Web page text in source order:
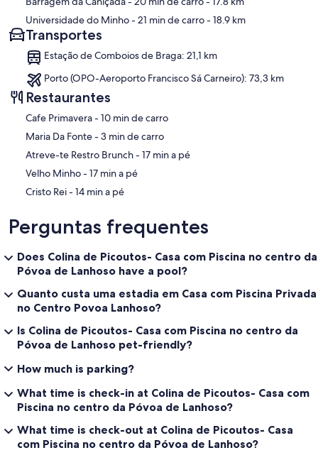
Universidade do Minho- 21 min de carro- 18.9 km
Transportes
Estação de Comboios de Braga: 21,1 km
Porto (OPO-Aeroporto Francisco Sá Carneiro): 73,3 km
Restaurantes
‪Cafe Primavera - ‬10 min de carro
‪Maria Da Fonte - ‬3 min de carro
‪Atreve-te Restro Brunch - ‬17 min a pé
‪Velho Minho - ‬17 min a pé
‪Cristo Rei - ‬14 min a pé
Perguntas frequentes
Does Colina de Picoutos- Casa com Piscina no centro da
Póvoa de Lanhoso have a pool?
Quanto custa uma estadia em Casa com Piscina Privada
no Centro Povoa Lanhoso?
Is Colina de Picoutos- Casa com Piscina no centro da
Póvoa de Lanhoso pet-friendly?
How much is parking?
What time is check-in at Colina de Picoutos- Casa com
Piscina no centro da Póvoa de Lanhoso?
What time is check-out at Colina de Picoutos- Casa
com Piscina no centro da Póvoa de Lanhoso?